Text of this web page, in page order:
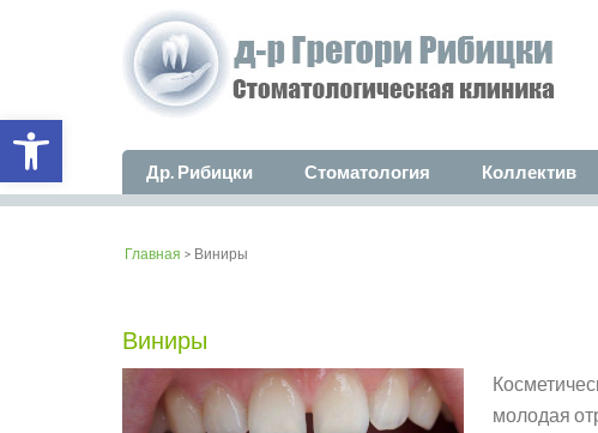
Open toolbar
Др. Рибицки Стоматология Коллектив
Главная > Виниры
Виниры
молодая